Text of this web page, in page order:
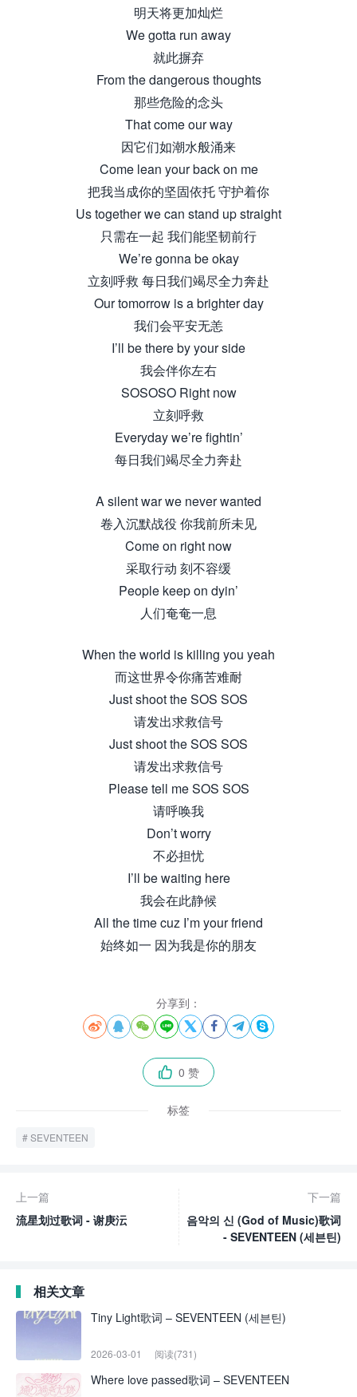
明天将更加灿烂
We gotta run away
就此摒弃
From the dangerous thoughts
那些危险的念头
That come our way
因它们如潮水般涌来
Come lean your back on me
把我当成你的坚固依托 守护着你
Us together we can stand up straight
只需在一起 我们能坚韧前行
We’re gonna be okay
立刻呼救 每日我们竭尽全力奔赴
Our tomorrow is a brighter day
我们会平安无恙
I’ll be there by your side
我会伴你左右
SOSOSO Right now
立刻呼救
Everyday we’re fightin’
每日我们竭尽全力奔赴
A silent war we never wanted
卷入沉默战役 你我前所未见
Come on right now
采取行动 刻不容缓
People keep on dyin’
人们奄奄一息
When the world is killing you yeah
而这世界令你痛苦难耐
Just shoot the SOS SOS
请发出求救信号
Just shoot the SOS SOS
请发出求救信号
Please tell me SOS SOS
请呼唤我
Don’t worry
不必担忧
I’ll be waiting here
我会在此静候
All the time cuz I’m your friend
始终如一 因为我是你的朋友
分享到：
       
 0 赞
标签
SEVENTEEN
上一篇
流星划过歌词 - 谢庚沄
下一篇
음악의 신 (God of Music)歌词
- SEVENTEEN (세븐틴)
相关文章
Tiny Light歌词 – SEVENTEEN (세븐틴)
2026-03-01 阅读(731)
Where love passed歌词 – SEVENTEEN